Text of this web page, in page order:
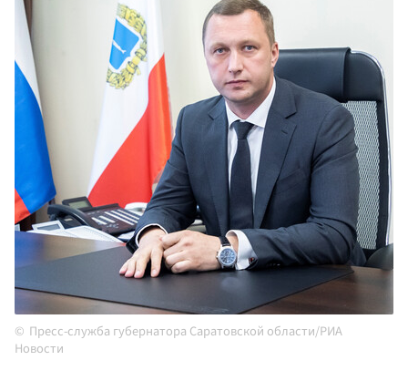
Пресс-служба губернатора Саратовской области/РИА
Новости